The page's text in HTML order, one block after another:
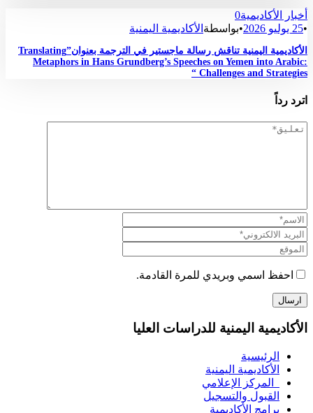
أخبار الأكاديمية0
•25 يوليو 2026 •بواسطة الأكاديمية اليمنية
الأكاديمية اليمنية تناقش رسالة ماجستير في الترجمة بعنوان”Translating
Metaphors in Hans Grundberg’s Speeches on Yemen into Arabic:
Challenges and Strategies “
اترد رداً
احفظ اسمي وبريدي للمرة القادمة.
الأكاديمية اليمنية للدراسات العليا
الرئيسية
الأكاديمية اليمنية
المركز الإعلامي
القبول والتسجيل
برامج الأكاديمية